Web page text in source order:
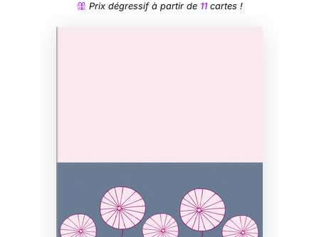
Prix dégressif à partir de 11cartes !